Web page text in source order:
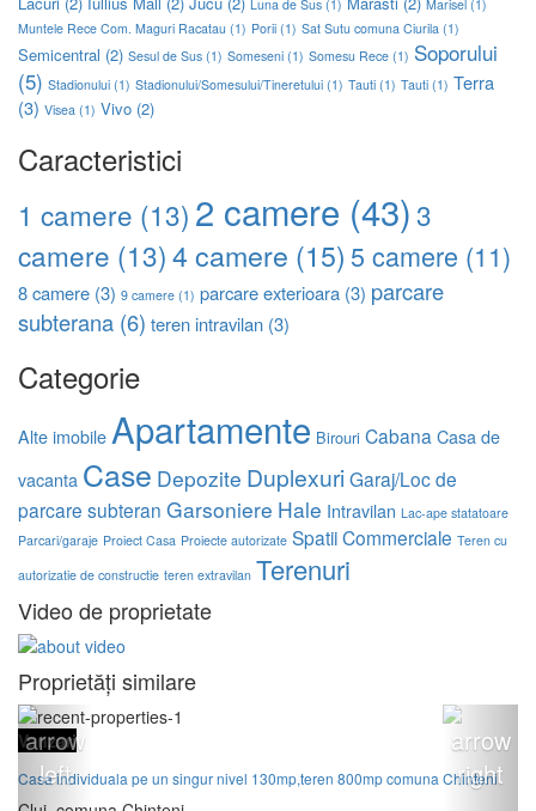
Luna de Sus (1) Marisel (1)
Muntele Rece Com. Maguri Racatau (1) Porii (1) Sat Sutu comuna Ciurila (1)
Semicentral (2) Sesul de Sus (1) Someseni (1) Somesu Rece (1) Soporului
(5) Stadionului (1) Stadionului/Somesului/Tineretului (1) Tauti (1) Tauti (1) Terra
(3) Visea (1) Vivo (2)
Caracteristici
1 camere (13) 2 camere (43)3
camere (13)4 camere (15) 5 camere (11)
8 camere (3) 9 camere (1) parcare exterioara (3) parcare
subterana (6) teren intravilan (3)
Categorie
Alte imobile Apartamente Birouri Cabana Casa de
vacanta Case Depozite DuplexuriGaraj/Loc de
parcare subteran Garsoniere Hale Intravilan Lac-ape statatoare
Parcari/garaje Proiect Casa Proiecte autorizate Spatii Commerciale Teren cu
autorizatie de constructie teren extravilan Terenuri
Video de proprietate
Proprietăți similare
Vanzari
Casa individuala pe un singur nivel 130mp,teren 800mp comuna Chinteni